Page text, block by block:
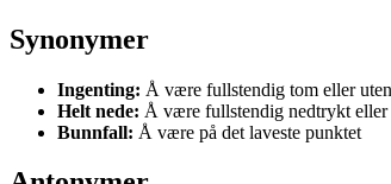
Synonymer
Ingenting: Å være fullstendig tom eller
Helt nede: Å være fullstendig nedtrykt eller
Bunnfall: Å være på det laveste punktet